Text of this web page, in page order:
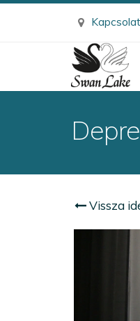
Kapcsolat
Vissza